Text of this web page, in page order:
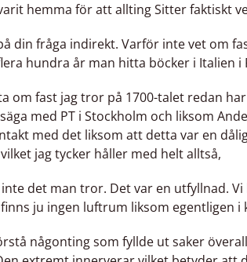
hemma för att allting Sitter faktiskt
din fråga indirekt. Varför inte vet om
hundra år man hitta böcker i Italien
om fast jag tror på 1700-talet redan
med PT i Stockholm och liksom
med det liksom att detta var en
jag tycker håller med helt alltså,
det man tror. Det var en utfyllnad.
ju ingen luftrum liksom egentligen
någonting som fyllde ut saker